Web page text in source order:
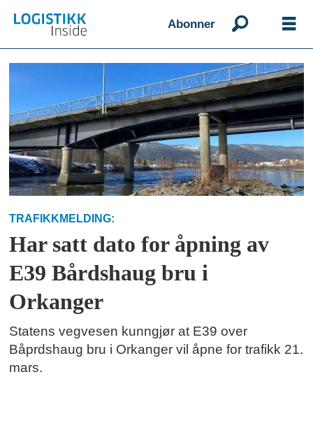
Abonner
Emne:
gjenåpning
TRAFIKKMELDING:
Har satt dato for åpning av
E39 Bårdshaug bru i
Orkanger
Statens vegvesen kunngjør at E39 over
Båprdshaug bru i Orkanger vil åpne for trafikk 21.
mars.